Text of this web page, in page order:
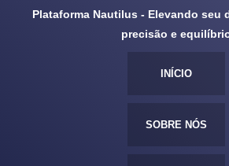
Plataforma Nautilus - Elevando seu
precisão e
INÍCIO
SOBRE NÓS